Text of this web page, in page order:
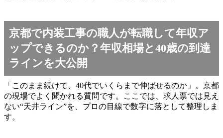
京都で内装工事の職人が転職して年収ア
ップできるのか？年収相場と40歳の到達
ラインを大公開
「このまま続けて、40代でいくらまで伸ばせるのか」。京都
の現場でよく聞かれる質問です。ここでは、求人票では見え
ない“天井ライン”を、プロの目線で数字に落として整理しま
す。